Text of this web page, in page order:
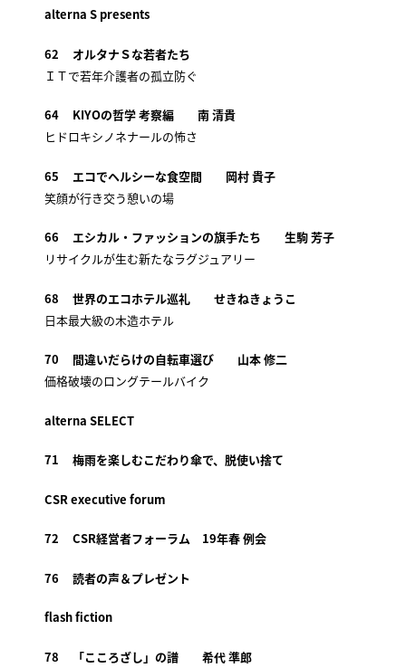
alterna S presents
62 オルタナＳな若者たち
ＩＴで若年介護者の孤立防ぐ
64 KIYOの哲学 考察編 南 清貴
ヒドロキシノネナールの怖さ
65 エコでヘルシーな食空間 岡村 貴子
笑顔が行き交う憩いの場
66 エシカル・ファッションの旗手たち 生駒 芳子
リサイクルが生む新たなラグジュアリー
68 世界のエコホテル巡礼 せきねきょうこ
日本最大級の木造ホテル
70 間違いだらけの自転車選び 山本 修二
価格破壊のロングテールバイク
alterna SELECT
71 梅雨を楽しむこだわり傘で、脱使い捨て
CSR executive forum
72 CSR経営者フォーラム 19年春 例会
76 読者の声＆プレゼント
flash fiction
78 「こころざし」の譜 希代 準郎